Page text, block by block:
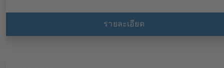
รายละเอียด